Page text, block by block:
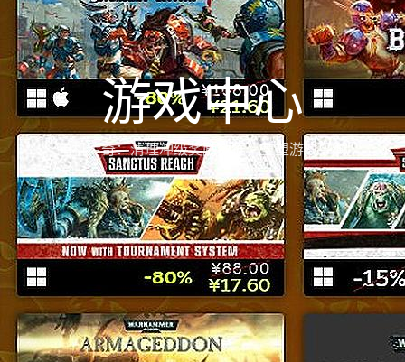
游戏中心
单机传奇：清理冲级奖励数据，重塑游戏平衡